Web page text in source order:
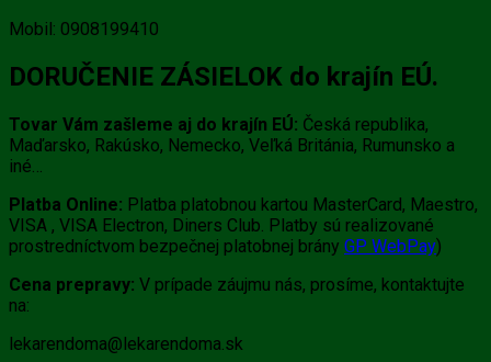
Mobil: 0908199410
DORUČENIE ZÁSIELOK do krajín EÚ.
Tovar Vám zašleme aj do krajín EÚ: Česká republika,
Maďarsko, Rakúsko, Nemecko, Veľká Británia, Rumunsko a
iné…
Platba Online: Platba platobnou kartou MasterCard, Maestro,
VISA , VISA Electron, Diners Club. Platby sú realizované
prostredníctvom bezpečnej platobnej brány GP WebPay)
Cena prepravy: V prípade záujmu nás, prosíme, kontaktujte
na:
lekarendoma@lekarendoma.sk